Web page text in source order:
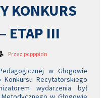
KONKURS
ETAP III
Przez pcpppidn
w Głogowie
Recytatorskiego
wydarzenia był